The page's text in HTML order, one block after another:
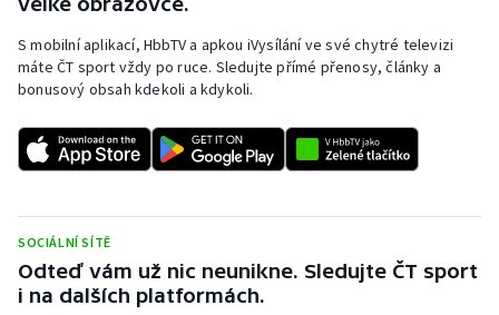
S mobilní aplikací, HbbTV a apkou iVysílání ve své chytré televizi
máte ČT sport vždy po ruce. Sledujte přímé přenosy, články a
bonusový obsah kdekoli a kdykoli.
SOCIÁLNÍ SÍTĚ
Odteď vám už nic neunikne. Sledujte ČT sport
i na dalších platformách.